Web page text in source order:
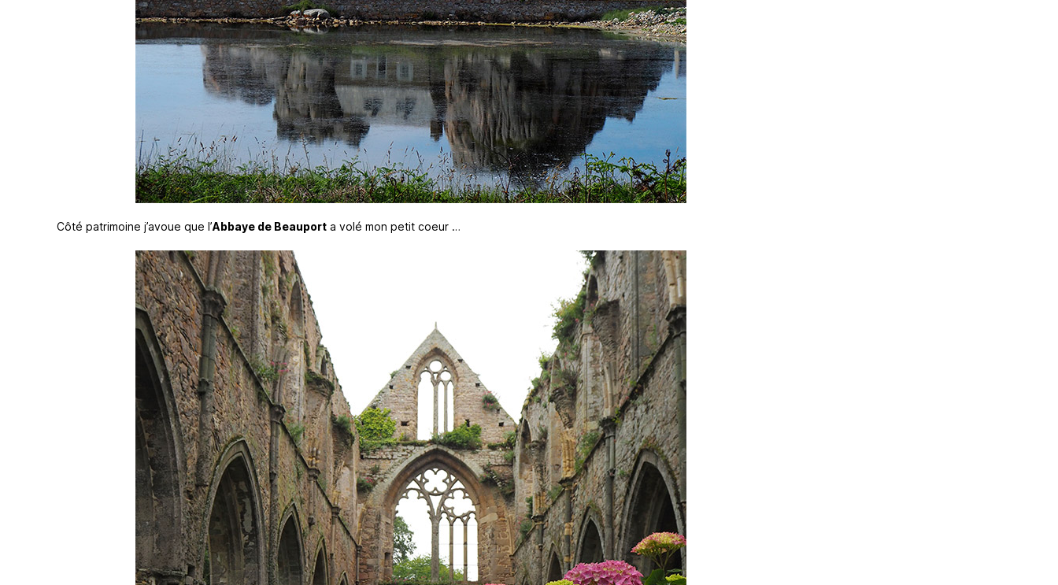
Côté patrimoine j’avoue que l’Abbaye de Beauport a volé mon petit coeur …